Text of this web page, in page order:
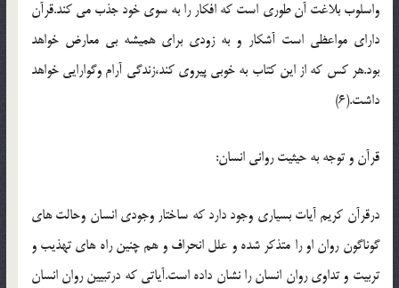
واسلوب بلاغت آن طوري است که افکار را به سوي خود جذب مي کند.قرآن
داراي مواعظي است آشکار و به زودي براي هميشه بي معارض خواهد
بود.هر کس که از اين کتاب به خوبي پيروي کند،زندگي آرام وگوارايي خواهد
داشت.(6)
قرآن و توجه به حيثيت رواني انسان:
درقرآن کريم آيات بسياري وجود دارد که ساختار وجودي انسان وحالت هاي
گوناگون روان او را متذکر شده و علل انحراف و هم چنين راه هاي تهذيب و
تربيت و تداوي روان انسان را نشان داده است.آياتي که درتبيين روان انسان